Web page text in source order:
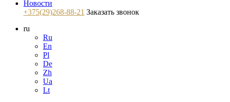
Новости
+375(29)268-88-21 Заказать звонок
ru
Ru
En
Pl
De
Zh
Ua
Lt